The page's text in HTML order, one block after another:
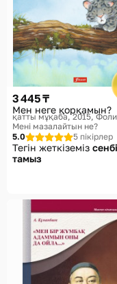
3 445 ₸
Мен неге қорқамын?
қатты мұқаба, 2015
Мені мазалайтын не?
5.0
5 пікірлер
Тегін жеткіземіз
тамыз